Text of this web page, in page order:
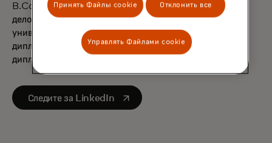
B.Com (с отличием), получил степень магистра
делового администрирования Кардиффского
университета и является квалифицированным
дипломированным бухгалтером Института
дипломированных бухгалтеров Англии и Уэльса.
Следите за LinkedIn
opens in a new tab
Принять Файлы cookie Отклонить все
Управлять Файлами cookie